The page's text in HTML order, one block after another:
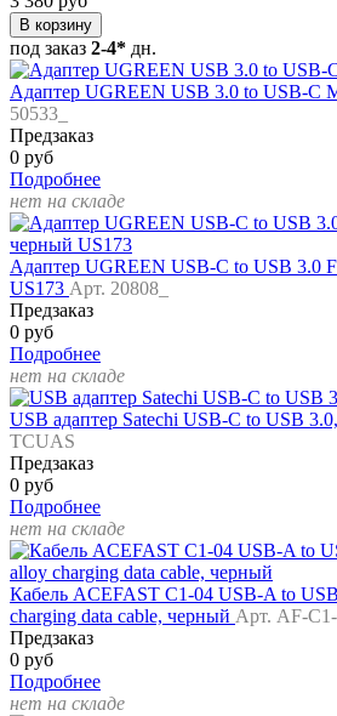
В корзину
под заказ 2-4* дн.
Адаптер UGREEN USB 3.0 to USB-C
50533_
Предзаказ
0 руб
Подробнее
нет на складе
Адаптер UGREEN USB-C to USB 3.0
US173 Арт. 20808_
Предзаказ
0 руб
Подробнее
нет на складе
USB адаптер Satechi USB-C to USB
TCUAS
Предзаказ
0 руб
Подробнее
нет на складе
Кабель ACEFAST C1-04 USB-A to
charging data cable, черный Арт. AF-
Предзаказ
0 руб
Подробнее
нет на складе